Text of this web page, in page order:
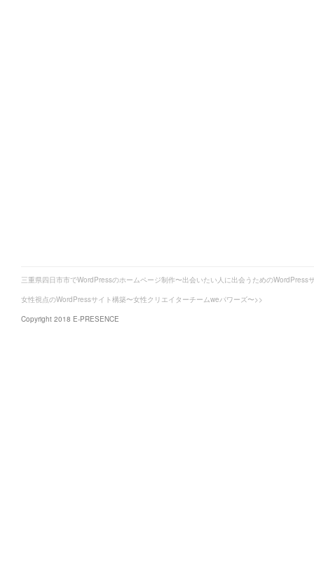
三重県四日市市でWordPressのホームページ制作〜出会いたい人に出会うためのWordPress
女性視点のWordPressサイト構築〜女性クリエイターチームweパワーズ〜>>
Copyright 2018 E-PRESENCE